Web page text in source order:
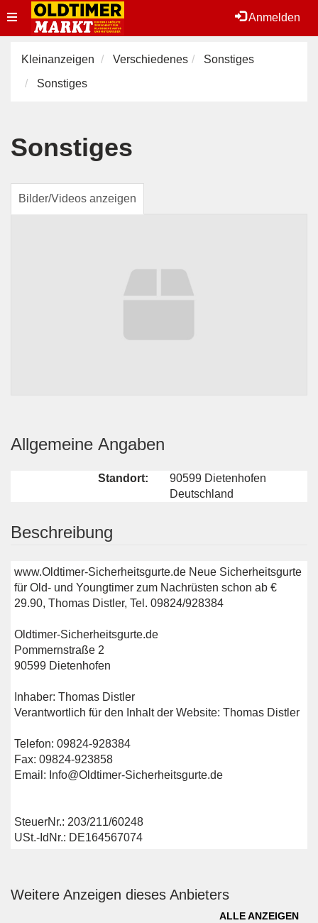
Anmelden
Toggle
navigation
Kleinanzeigen Verschiedenes
Sonstiges
Sonstiges
Sonstiges
Bilder/Videos anzeigen
Allgemeine Angaben
Standort:
90599 Dietenhofen
Deutschland
Beschreibung
www.Oldtimer-Sicherheitsgurte.de Neue Sicherheitsgurte
für Old- und Youngtimer zum Nachrüsten schon ab €
29.90, Thomas Distler, Tel. 09824/928384
Oldtimer-Sicherheitsgurte.de
Pommernstraße 2
90599 Dietenhofen
Inhaber: Thomas Distler
Verantwortlich für den Inhalt der Website: Thomas Distler
Telefon: 09824-928384
Fax: 09824-923858
Email: Info@Oldtimer-Sicherheitsgurte.de
SteuerNr.: 203/211/60248
USt.-IdNr.: DE164567074
Weitere Anzeigen dieses Anbieters
ALLE ANZEIGEN